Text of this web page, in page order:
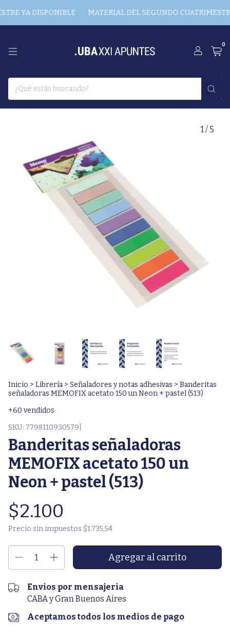
YA DISPONIBLE MATERIAL DEL SEGUNDO CUATRIMESTRE
0
1/ 5
Inicio > Librería > Señaladores y notas adhesivas > Banderitas
señaladoras MEMOFIX acetato 150 un Neon + pastel (513)
+60 vendidos
SKU: 7798110930579|
Banderitas señaladoras
MEMOFIX acetato 150 un
Neon + pastel (513)
$2.100
Precio sin impuestos $1.735,54
Envios por mensajeria
CABA y Gran Buenos Aires
Aceptamos todos los medios de pago